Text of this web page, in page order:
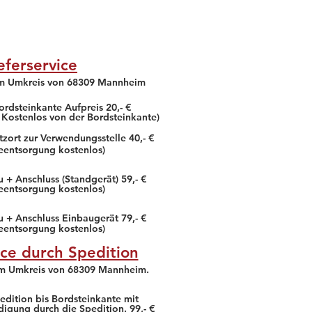
Umkreis von 68309 Mannheim
Aufpreis 20,- €
von der Bordsteinkante)
zur Verwendungsstelle 40,- €
kostenlos)
+ Anschluss (Standgerät) 59,- €
kostenlos)
+ Anschluss Einbaugerät 79,- €
kostenlos)
durch Spedition
Umkreis von 68309 Mannheim.
bis Bordsteinkante mit
durch die Spedition. 99,- €